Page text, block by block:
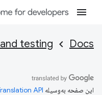
Docs
testing
این صفحه به‌وسیله